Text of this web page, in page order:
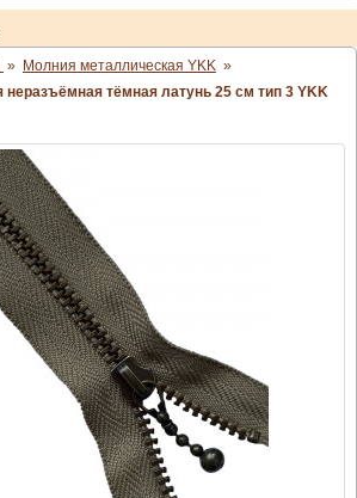
» Молния металлическая YKK »
тёмная латунь 25 см тип 3 YKK